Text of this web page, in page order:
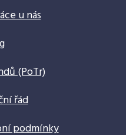
u nás
(PoTr)
řád
podmínky